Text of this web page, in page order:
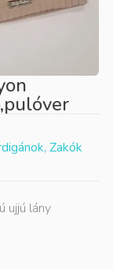
Zakók
ujjú lány